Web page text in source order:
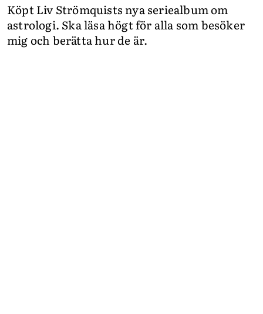
Köpt Liv Strömquists nya seriealbum om
astrologi. Ska läsa högt för alla som besöker
mig och berätta hur de är.